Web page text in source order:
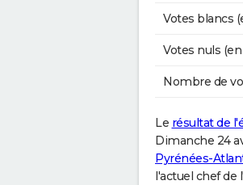
Votes blancs
Votes nuls
Nombre de
Le résultat de
Dimanche 24
Pyrénées-
l'actuel chef